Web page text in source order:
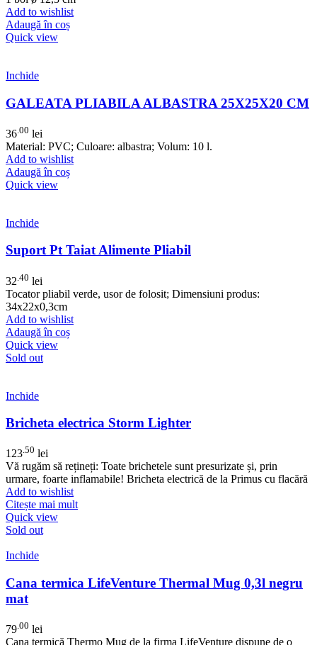
Add to wishlist
Adaugă în coș
Quick view
Inchide
GALEATA PLIABILA ALBASTRA 25X25X20 CM
36 .00 lei
Material: PVC; Culoare: albastra; Volum: 10 l.
Add to wishlist
Adaugă în coș
Quick view
Inchide
Suport Pt Taiat Alimente Pliabil
32 .40 lei
Tocator pliabil verde, usor de folosit; Dimensiuni produs:
34x22x0,3cm
Add to wishlist
Adaugă în coș
Quick view
Sold out
Inchide
Bricheta electrica Storm Lighter
123 .50 lei
Vă rugăm să rețineți: Toate brichetele sunt presurizate și, prin
urmare, foarte inflamabile! Bricheta electrică de la Primus cu flacără
Add to wishlist
Citește mai mult
Quick view
Sold out
Inchide
Cana termica LifeVenture Thermal Mug 0,3l negru
mat
79 .00 lei
Cana termică Thermo Mug de la firma LifeVenture dispune de o